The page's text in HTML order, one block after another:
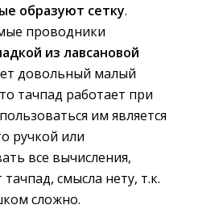
образуют сетку.
проводники
из лавсановой
довольный малый
тачпад работает при
им является
ручкой или
все вычисления,
смысла нету, т.к.
сложно.